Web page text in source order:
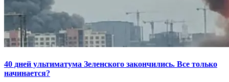
40 дней ультиматума Зеленского закончились. Все только
начинается?